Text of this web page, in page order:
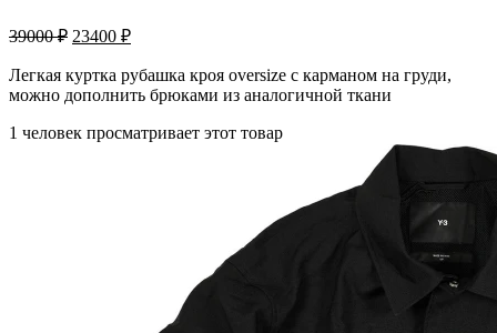
39000₽ 23400 ₽
Легкая куртка рубашка кроя oversize с карманом на груди,
можно дополнить брюками из аналогичной ткани
1 человек просматривает этот товар